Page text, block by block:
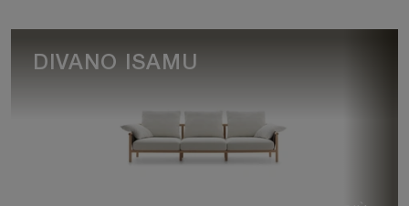
DIVANO ISAMU